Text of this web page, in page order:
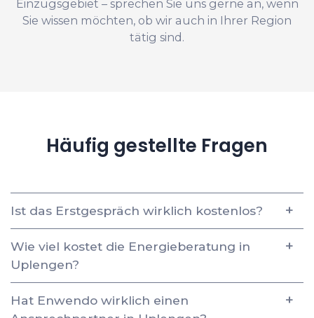
Einzugsgebiet – sprechen Sie uns gerne an, wenn
Sie wissen möchten, ob wir auch in Ihrer Region
tätig sind.
Häufig gestellte Fragen
Ist das Erstgespräch wirklich kostenlos?
Wie viel kostet die Energieberatung in
Uplengen?
Hat Enwendo wirklich einen